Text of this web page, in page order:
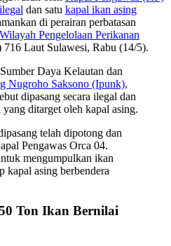
dan satu kapal ikan asing
di perairan perbatasan
Wilayah Pengelolaan Perikanan
Laut Sulawesi, Rabu (14/5).
Daya Kelautan dan
Nugroho Saksono (Ipunk),
dipasang secara ilegal dan
ditarget oleh kapal asing.
telah dipotong dan
Pengawas Orca 04.
mengumpulkan ikan
kapal asing berbendera
Ton Ikan Bernilai